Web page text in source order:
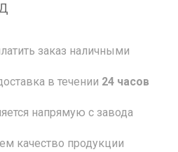
заказ наличными
в течении 24 часов
напрямую с завода
качество продукции